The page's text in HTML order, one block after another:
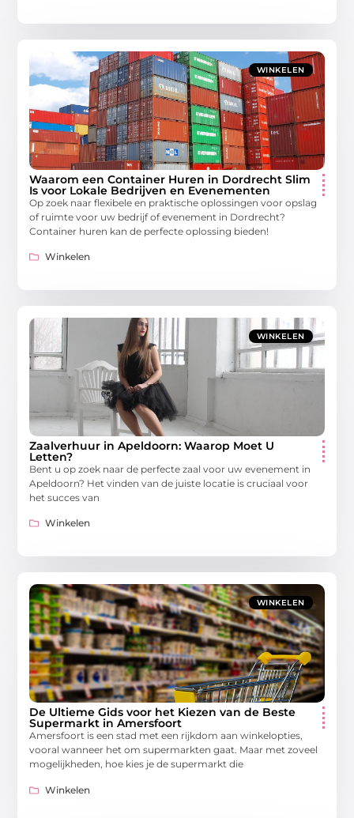
WINKELEN
Waarom een Container Huren in Dordrecht Slim
Is voor Lokale Bedrijven en Evenementen
Op zoek naar flexibele en praktische oplossingen voor opslag
of ruimte voor uw bedrijf of evenement in Dordrecht?
Container huren kan de perfecte oplossing bieden!
Winkelen
WINKELEN
Zaalverhuur in Apeldoorn: Waarop Moet U
Letten?
Bent u op zoek naar de perfecte zaal voor uw evenement in
Apeldoorn? Het vinden van de juiste locatie is cruciaal voor
het succes van
Winkelen
WINKELEN
De Ultieme Gids voor het Kiezen van de Beste
Supermarkt in Amersfoort
Amersfoort is een stad met een rijkdom aan winkelopties,
vooral wanneer het om supermarkten gaat. Maar met zoveel
mogelijkheden, hoe kies je de supermarkt die
Winkelen